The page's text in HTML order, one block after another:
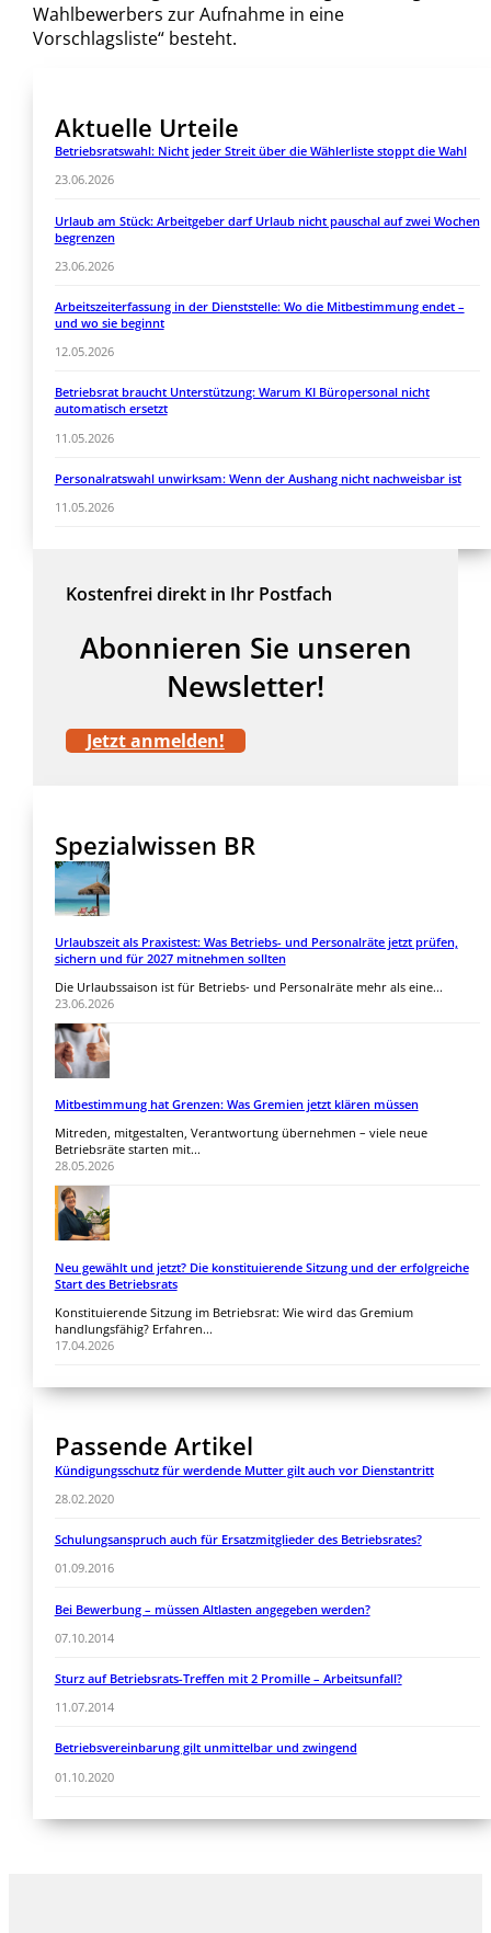
Wahlbewerbers zur Aufnahme in eine
Vorschlagsliste“ besteht.
Aktuelle Urteile
Betriebsratswahl: Nicht jeder Streit über die Wählerliste stoppt die Wahl
23.06.2026
Urlaub am Stück: Arbeitgeber darf Urlaub nicht pauschal auf zwei Wochen
begrenzen
23.06.2026
Arbeitszeiterfassung in der Dienststelle: Wo die Mitbestimmung endet –
und wo sie beginnt
12.05.2026
Betriebsrat braucht Unterstützung: Warum KI Büropersonal nicht
automatisch ersetzt
11.05.2026
Personalratswahl unwirksam: Wenn der Aushang nicht nachweisbar ist
11.05.2026
Kostenfrei direkt in Ihr Postfach
Abonnieren Sie unseren
Newsletter!
Jetzt anmelden!
Spezialwissen BR
Urlaubszeit als Praxistest: Was Betriebs- und Personalräte jetzt prüfen,
sichern und für 2027 mitnehmen sollten
Die Urlaubssaison ist für Betriebs- und Personalräte mehr als eine...
23.06.2026
Mitbestimmung hat Grenzen: Was Gremien jetzt klären müssen
Mitreden, mitgestalten, Verantwortung übernehmen – viele neue
Betriebsräte starten mit...
28.05.2026
Neu gewählt und jetzt? Die konstituierende Sitzung und der erfolgreiche
Start des Betriebsrats
Konstituierende Sitzung im Betriebsrat: Wie wird das Gremium
handlungsfähig? Erfahren...
17.04.2026
Passende Artikel
Kündigungsschutz für werdende Mutter gilt auch vor Dienstantritt
28.02.2020
Schulungsanspruch auch für Ersatzmitglieder des Betriebsrates?
01.09.2016
Bei Bewerbung – müssen Altlasten angegeben werden?
07.10.2014
Sturz auf Betriebsrats-Treffen mit 2 Promille – Arbeitsunfall?
11.07.2014
Betriebsvereinbarung gilt unmittelbar und zwingend
01.10.2020